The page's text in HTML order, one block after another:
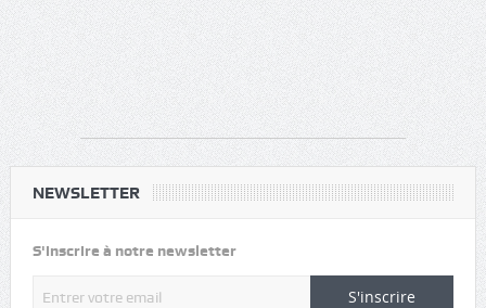
NEWSLETTER
S'inscrire à notre newsletter
S'inscrire